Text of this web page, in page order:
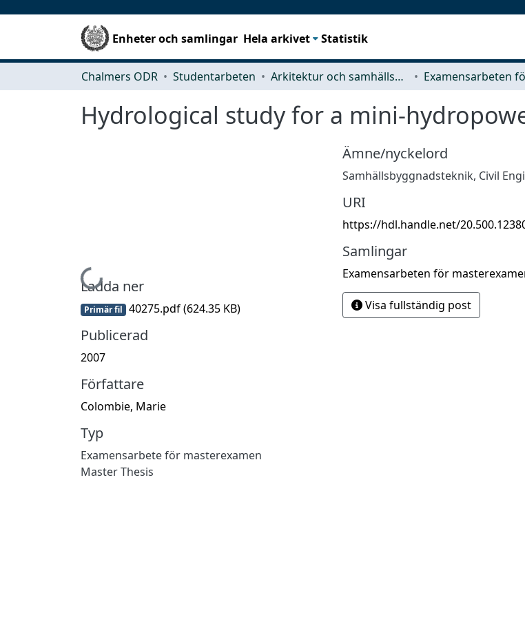
Enheter och samlingar Hela arkivet Statistik
Chalmers ODR Studentarbeten Arkitektur och samhällsbyggnadsteknik (ACE)
Hydrological study for a mini-
Hämtar...
Ladda ner
Primär fil 40275.pdf(624.35 KB)
Publicerad
2007
Författare
Colombie, Marie
Typ
Examensarbete för masterexamen
Master Thesis
Ämne/nyckelord
Samhällsbyggnadsteknik, Civil
URI
https://hdl.handle.net/
Samlingar
Examensarbeten för
Visa fullständig post